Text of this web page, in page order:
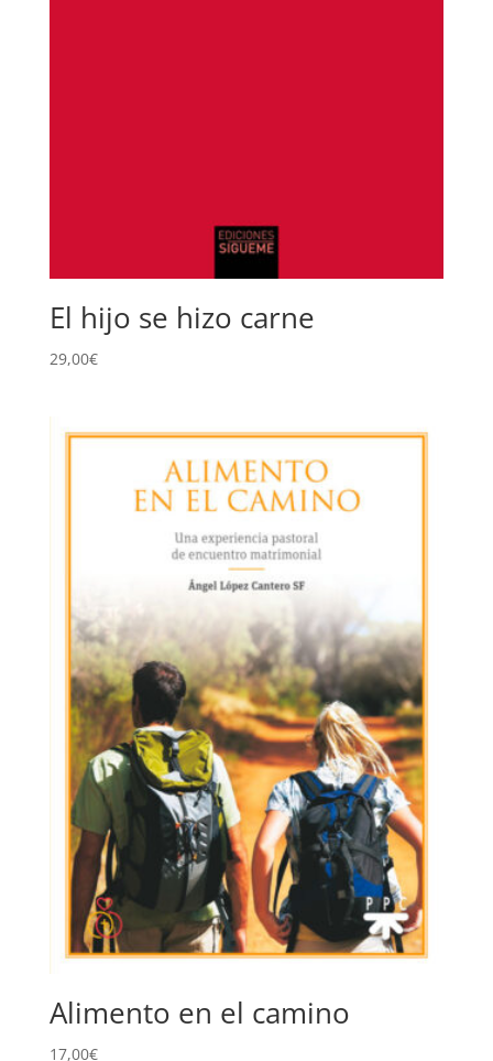
El hijo se hizo carne
29,00€
Alimento en el camino
17,00€